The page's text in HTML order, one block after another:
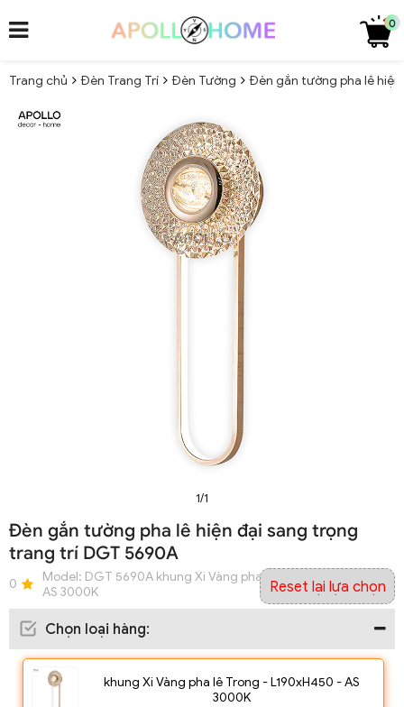
0
Trang chủ Đèn Trang Trí Đèn Tường Đèn gắn tường pha lê
1/1
Đèn gắn tường pha lê hiện đại sang trọng
trang trí DGT 5690A
0 Model: DGT 5690A khung Xi Vàng pha lê Trong - L190xH450 -
AS 3000K
Chọn loại hàng:
khung Xi Vàng pha lê Trong - L190xH450 - AS
3000K
Reset lại lựa chọn